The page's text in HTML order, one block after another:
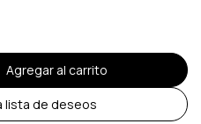
Agregar al carrito
lista de deseos